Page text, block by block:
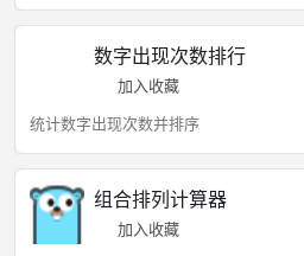
数字出现次数排行
加入收藏
统计数字出现次数并排序
组合排列计算器
加入收藏